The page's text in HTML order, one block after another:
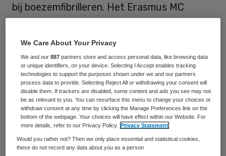
bij boezemfibrilleren. Het Erasmus MC
reageert daarmee op berichtgeving van het
NRC.
Volgens de krant onderzochten artsen in
het Erasmus MC tussen 2005 en 2007 de
veiligheid en werking van de cryo-ballon,
zonder dat hun 141 patiënten dat wisten.
Volgens NRC ging het om medisch-
wetenschappelijk onderzoek waarvoor een
medisch-ethische commissie toestemming
We Care About Your Privacy
We and our887 partners store and access personal data, like browsing data
or unique identifiers, on your device. Selecting I Accept enables tracking
technologies to support the purposes shown under we and our partners
process data to provide. Selecting Reject All or withdrawing your consent will
disable them. If trackers are disabled, some content and ads you see may not
be as relevant to you. You can resurface this menu to change your choices or
withdraw consent at any time by clicking the Manage Preferences link on the
bottom of the webpage. Your choices will have effect within our Website. For
more details, refer to our Privacy Policy.
Privacy Statement
Would you rather not? Then we only place essential and statistical cookies,
these do not record any data about you as a person